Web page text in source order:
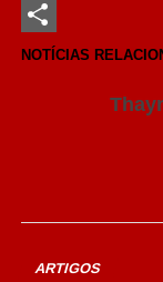
LinkedIn
Share
NOTÍCIAS
ARTIGOS